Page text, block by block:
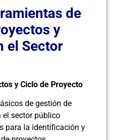
de
y
el Sector
y Ciclo de Proyecto
de gestión de
el sector público
para la identificación y